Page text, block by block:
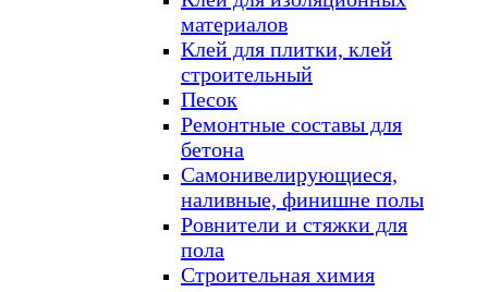
материалов
Клей для плитки, клей
строительный
Песок
Ремонтные составы для
бетона
Самонивелирующиеся,
наливные, финишне полы
Ровнители и стяжки для
пола
Строительная химия